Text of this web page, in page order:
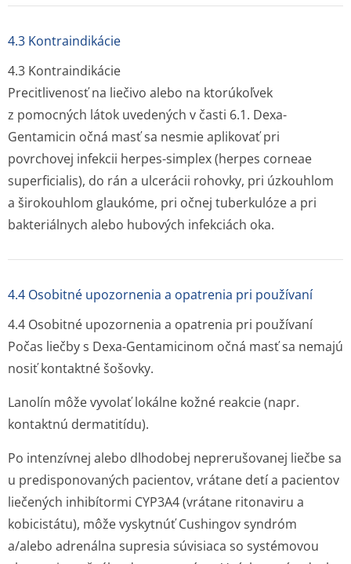
4.3 Kontraindikácie
4.3 Kontraindikácie
Precitlivenosť na liečivo alebo na ktorúkoľvek
z pomocných látok uvedených v časti 6.1. Dexa-
Gentamicin očná masť sa nesmie aplikovať pri
povrchovej infekcii herpes-simplex (herpes corneae
superficialis), do rán a ulcerácii rohovky, pri úzkouhlom
a širokouhlom glaukóme, pri očnej tuberkulóze a pri
bakteriálnych alebo hubových infekciách oka.
4.4 Osobitné upozornenia a opatrenia pri používaní
4.4 Osobitné upozornenia a opatrenia pri používaní
Počas liečby s Dexa-Gentamicinom očná masť sa nemajú
nosiť kontaktné šošovky.
Lanolín môže vyvolať lokálne kožné reakcie (napr.
kontaktnú dermatitídu).
Po intenzívnej alebo dlhodobej neprerušovanej liečbe sa
u predisponovaných pacientov, vrátane detí a pacientov
liečených inhibítormi CYP3A4 (vrátane ritonaviru a
kobicistátu), môže vyskytnúť Cushingov syndróm
a/alebo adrenálna supresia súvisiaca so systémovou